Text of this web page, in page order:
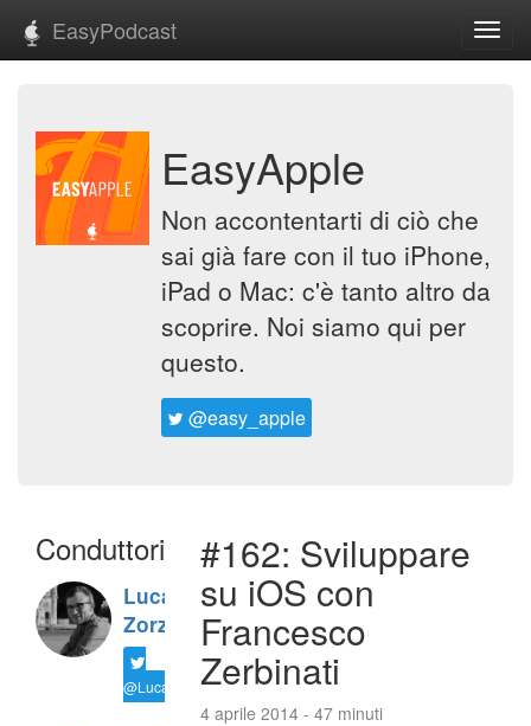
EasyPodcast
EasyApple
Non accontentarti di ciò che
sai già fare con il tuo iPhone,
iPad o Mac: c'è tanto altro da
scoprire. Noi siamo qui per
questo.
@easy_apple
Conduttori
Luca
Zorzi
@LucaTNT
#162: Sviluppare
su iOS con
Francesco
Zerbinati
4 aprile 2014 - 47 minuti